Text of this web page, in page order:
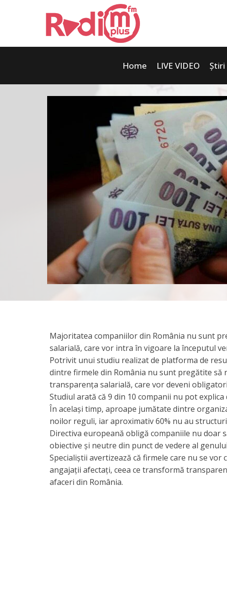
Home LIVE VIDEO Știri
Majoritatea companiilor din România nu sunt
salarială, care vor intra în vigoare la începutul
Potrivit unui studiu realizat de platforma de
dintre firmele din România nu sunt pregătite
transparența salarială, care vor deveni
Studiul arată că 9 din 10 companii nu pot
În același timp, aproape jumătate dintre
noilor reguli, iar aproximativ 60% nu au
Directiva europeană obligă companiile nu doar
obiective și neutre din punct de vedere al
Specialiștii avertizează că firmele care nu se
angajații afectați, ceea ce transformă
afaceri din România.